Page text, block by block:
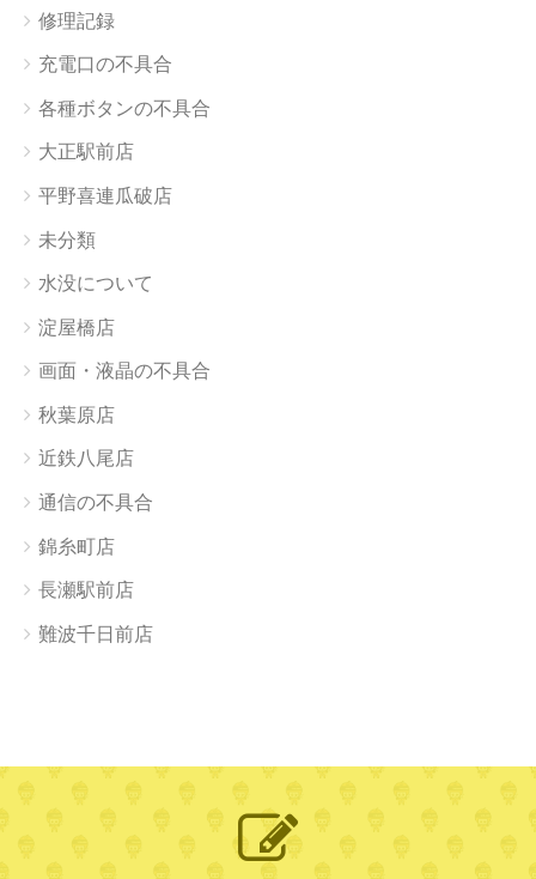
修理記録
充電口の不具合
各種ボタンの不具合
大正駅前店
平野喜連瓜破店
未分類
水没について
淀屋橋店
画面・液晶の不具合
秋葉原店
近鉄八尾店
通信の不具合
錦糸町店
長瀬駅前店
難波千日前店